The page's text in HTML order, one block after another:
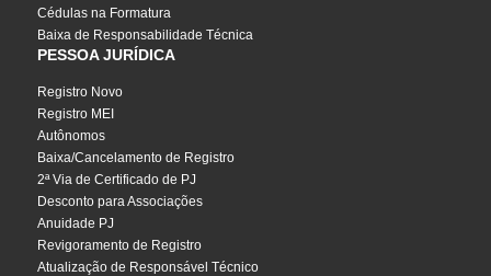
Cédulas na Formatura
Baixa de Responsabilidade Técnica
PESSOA JURÍDICA
Registro Novo
Registro MEI
Autônomos
Baixa/Cancelamento de Registro
2ª Via de Certificado de PJ
Desconto para Associações
Anuidade PJ
Revigoramento de Registro
Atualização de Responsável Técnico